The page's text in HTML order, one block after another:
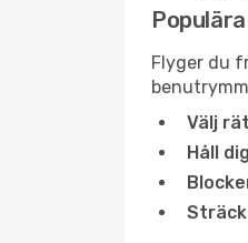
Flyger du
Välj
Håll